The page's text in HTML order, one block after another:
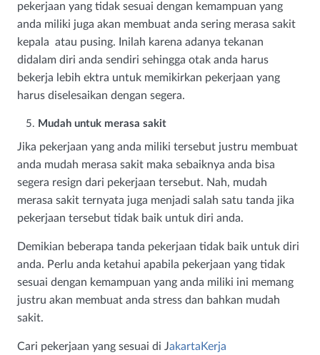
pekerjaan yang tidak sesuai dengan kemampuan yang
anda miliki juga akan membuat anda sering merasa sakit
kepala atau pusing. Inilah karena adanya tekanan
didalam diri anda sendiri sehingga otak anda harus
bekerja lebih ektra untuk memikirkan pekerjaan yang
harus diselesaikan dengan segera.
Mudah untuk merasa sakit
Jika pekerjaan yang anda miliki tersebut justru membuat
anda mudah merasa sakit maka sebaiknya anda bisa
segera resign dari pekerjaan tersebut. Nah, mudah
merasa sakit ternyata juga menjadi salah satu tanda jika
pekerjaan tersebut tidak baik untuk diri anda.
Demikian beberapa tanda pekerjaan tidak baik untuk diri
anda. Perlu anda ketahui apabila pekerjaan yang tidak
sesuai dengan kemampuan yang anda miliki ini memang
justru akan membuat anda stress dan bahkan mudah
sakit.
Cari pekerjaan yang sesuai di JakartaKerja